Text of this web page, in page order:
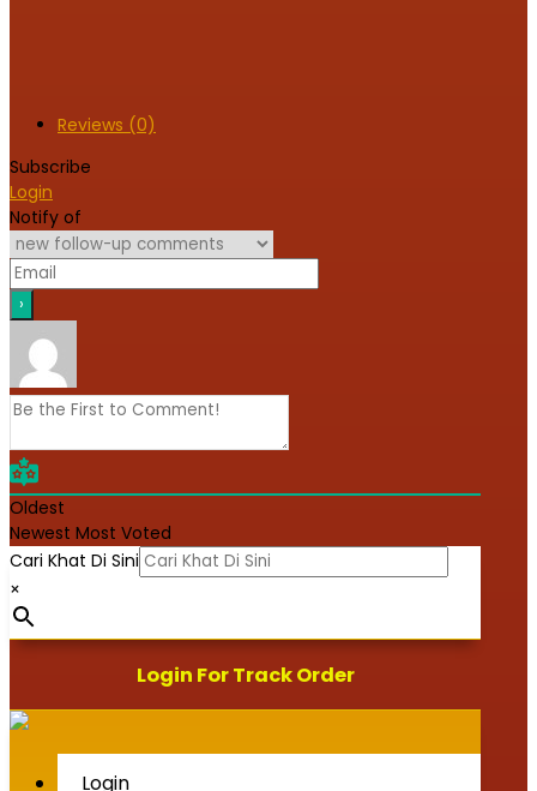
Reviews (0)
Subscribe
Login
Notify of
Oldest
Newest Most Voted
Cari Khat Di Sini
×
Login For Track Order
Login